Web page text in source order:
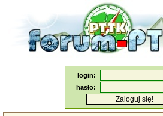
login:
hasło: